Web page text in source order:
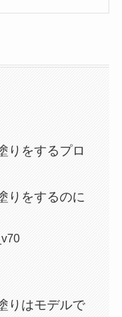
りをするプロ
りをするのに
りはモデルで